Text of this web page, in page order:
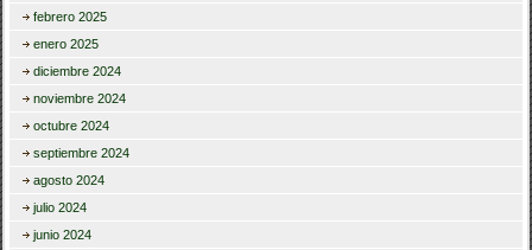
febrero 2025
enero 2025
diciembre 2024
noviembre 2024
octubre 2024
septiembre 2024
agosto 2024
julio 2024
junio 2024